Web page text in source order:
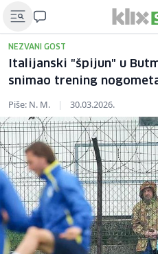
NEZVANI GOST
Italijanski "špijun" u
snimao trening
Piše: N. M. | 30.03.2026.